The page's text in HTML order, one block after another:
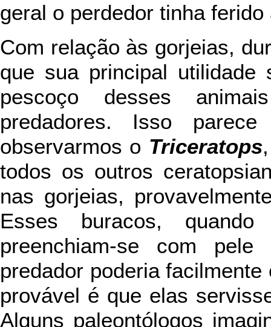
geral o perdedor tinha
Com relação às gorjeias,
que sua principal
pescoço desses
predadores. Isso
observarmos o Triceratops
todos os outros
nas gorjeias,
Esses buracos,
preenchiam-se com
predador poderia
provável é que elas
Alguns paleontólogos